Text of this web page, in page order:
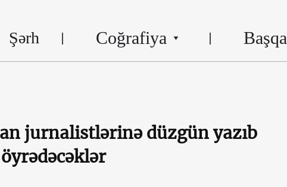
Şərh Coğrafiya Başqa
jurnalistlərinə düzgün yazıb